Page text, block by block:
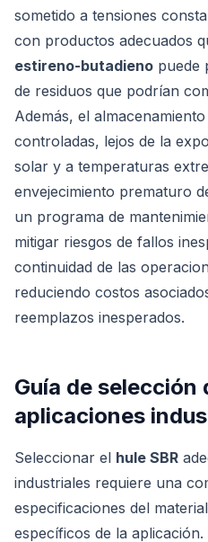
sometido a tensiones
con productos adecuados
estireno-butadieno puede
de residuos que podrían
Además, el
controladas, lejos de la
solar y a temperaturas
envejecimiento prematuro
un programa de
mitigar riesgos de fallos
continuidad de las
reduciendo costos
reemplazos inesperados.
Guía de selección
aplicaciones
Seleccionar el hule SBR
industriales requiere una
especificaciones del
específicos de la